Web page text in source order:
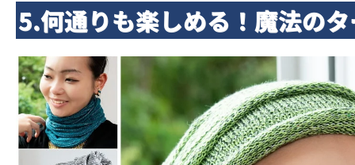
5.何通りも楽しめる！魔法の